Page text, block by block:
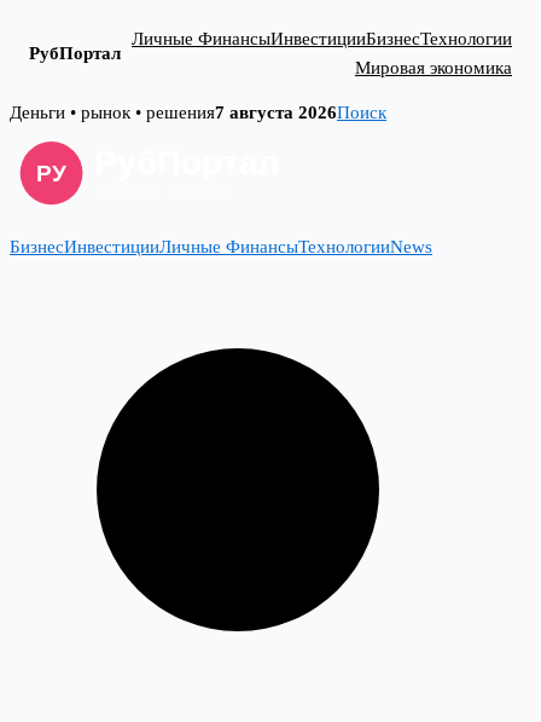
РубПортал
Личные ФинансыИнвестицииБизнесТехнологии
Мировая экономика
Skip
content
Деньги • рынок • решения7 августа 2026Поиск
БизнесИнвестицииЛичные ФинансыТехнологииNews